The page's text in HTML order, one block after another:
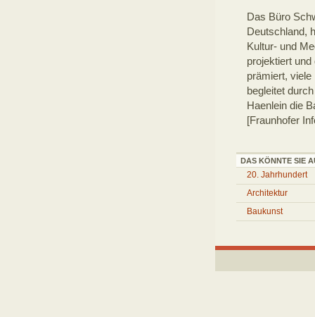
Das Büro
Deutschland,
Kultur- und
projektiert
prämiert,
begleitet
Haenlein die
[Fraunhofer
DAS KÖNNTE SIE
20. Jahrhundert
Architektur
Baukunst